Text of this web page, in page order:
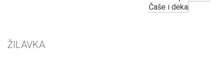
ŽILAVKA